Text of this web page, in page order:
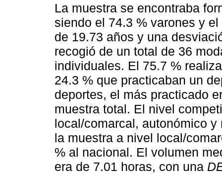
La muestra se encontraba
siendo el 74.3 % varones y
de 19.73 años y una
recogió de un total de 36
individuales. El 75.7 %
24.3 % que practicaban un
deportes, el más practicado
muestra total. El nivel
local/comarcal, autonómico
la muestra a nivel local/
% al nacional. El volumen
era de 7.01 horas, con una